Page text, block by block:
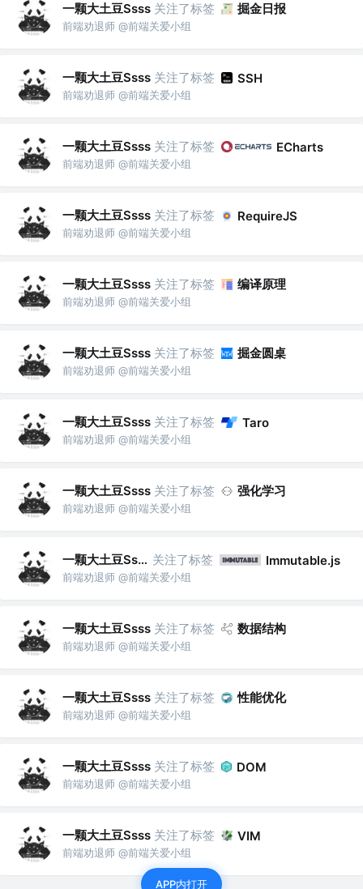
一颗大土豆Ssss 关注了标签 掘金日报
前端劝退师 @前端关爱小组
一颗大土豆Ssss 关注了标签 SSH
前端劝退师 @前端关爱小组
一颗大土豆Ssss 关注了标签 ECharts
前端劝退师 @前端关爱小组
一颗大土豆Ssss 关注了标签 RequireJS
前端劝退师 @前端关爱小组
一颗大土豆Ssss 关注了标签 编译原理
前端劝退师 @前端关爱小组
一颗大土豆Ssss 关注了标签 掘金圆桌
前端劝退师 @前端关爱小组
一颗大土豆Ssss 关注了标签 Taro
前端劝退师 @前端关爱小组
一颗大土豆Ssss 关注了标签 强化学习
前端劝退师 @前端关爱小组
一颗大土豆Ssss 关注了标签 Immutable.js
前端劝退师 @前端关爱小组
一颗大土豆Ssss 关注了标签 数据结构
前端劝退师 @前端关爱小组
一颗大土豆Ssss 关注了标签 性能优化
前端劝退师 @前端关爱小组
一颗大土豆Ssss 关注了标签 DOM
前端劝退师 @前端关爱小组
一颗大土豆Ssss 关注了标签 VIM
前端劝退师 @前端关爱小组
APP内打开